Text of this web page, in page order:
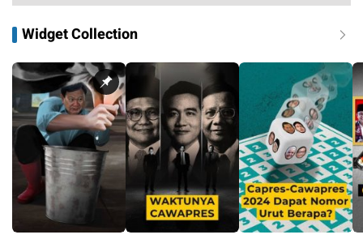
Widget Collection